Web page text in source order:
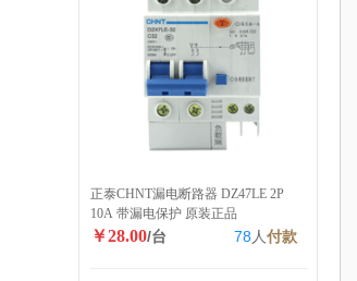
正泰CHNT漏电断路器 DZ47LE 2P
10A 带漏电保护 原装正品
￥28.00/台 78 人付款